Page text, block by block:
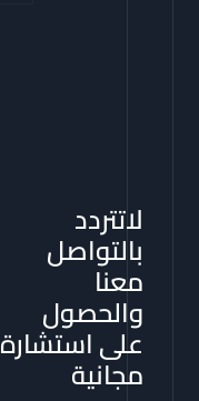
لاتتردد
بالتواصل
معنا
والحصول
على استشارة
مجانية